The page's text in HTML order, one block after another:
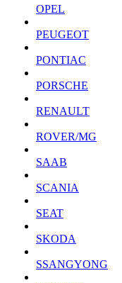
OPEL
PEUGEOT
PONTIAC
PORSCHE
RENAULT
ROVER/MG
SAAB
SCANIA
SEAT
SKODA
SSANGYONG